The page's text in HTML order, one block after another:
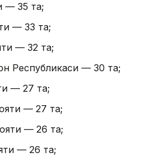
— 35 та;
— 33 та;
— 32 та;
Республикаси — 30 та;
— 27 та;
— 27 та;
— 26 та;
— 26 та;